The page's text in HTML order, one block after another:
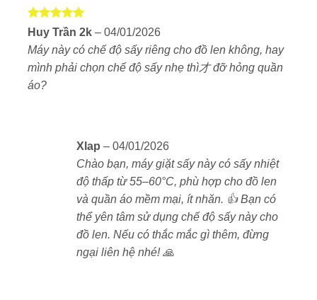
Tỷ Lệ Làm Sạch Cực Cao – Quần Áo Sạch Sâu,
Máy giặt sấy thông minh Xiaomi MJ107sử dụng hệ
thống dòng nước dâng trào tạo nhiều bọt mịn, tăng
Được xếp
hạng
sao
Huy Trần 2k – 04/01/2026
Máy này có chế độ sấy riêng cho đồ len không, hay
mình phải chọn chế độ sấy nhẹ thì才 đỡ hỏng quần
áo?
Xlap – 04/01/2026
Chào bạn, máy giặt sấy này có sấy nhiệt
độ thấp từ 55–60°C, phù hợp cho đồ len
và quần áo mềm mại, ít nhăn. 👍 Bạn có
thể yên tâm sử dụng chế độ sấy này cho
đồ len. Nếu có thắc mắc gì thêm, đừng
ngại liên hệ nhé! 🙏